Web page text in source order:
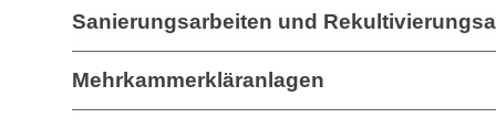
Sanierungsarbeiten und
Mehrkammerkläranlagen